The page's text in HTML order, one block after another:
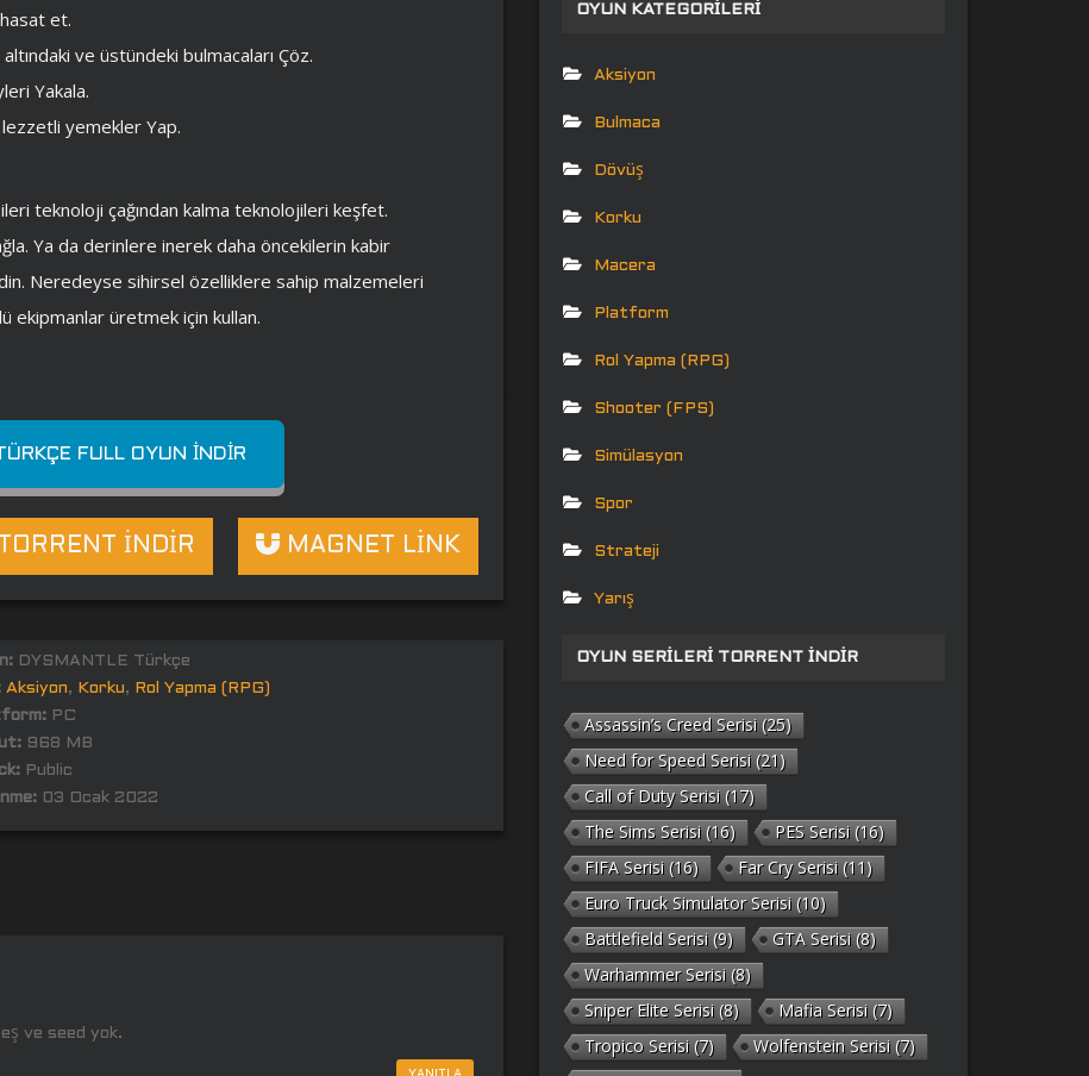
et.
ve üstündeki bulmacaları Çöz.
Yakala.
yemekler Yap.
ileri teknoloji çağından kalma teknolojileri keşfet.
Ya da derinlere inerek daha öncekilerin kabir
Neredeyse sihirsel özelliklere sahip malzemeleri
ekipmanlar üretmek için kullan.
FULL OYUN İNDIR
MAGNET LİNK
TORRENT İNDİR
DYSMANTLE Türkçe
Aksiyon, Korku,
Rol Yapma (RPG)
PC
968 MB
Public
03 Ocak 2022
ve seed yok.
OYUN KATEGORILERI
Aksiyon
Bulmaca
Dövüş
Korku
Macera
Platform
Rol Yapma (RPG)
Shooter (FPS)
Simülasyon
Spor
Strateji
Yarış
OYUN SERILERI TORRENT İNDIR
Assassin’s Creed Serisi (25)
Need for Speed Serisi (21)
Call of Duty Serisi (17)
The Sims Serisi (16) PES Serisi (16)
FIFA Serisi (16) Far Cry Serisi (11)
Euro Truck Simulator Serisi (10)
Battlefield Serisi (9) GTA Serisi (8)
Warhammer Serisi (8)
Sniper Elite Serisi (8) Mafia Serisi (7)
Tropico Serisi (7) Wolfenstein Serisi (7)